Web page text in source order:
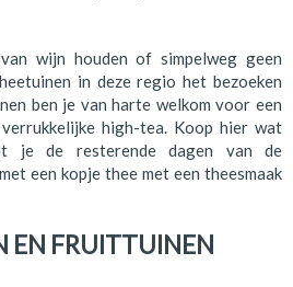
wijn houden of simpelweg geen
in deze regio het bezoeken
ben je van harte welkom voor een
high-tea. Koop hier wat
je de resterende dagen van de
een kopje thee met een theesmaak
EN FRUITTUINEN